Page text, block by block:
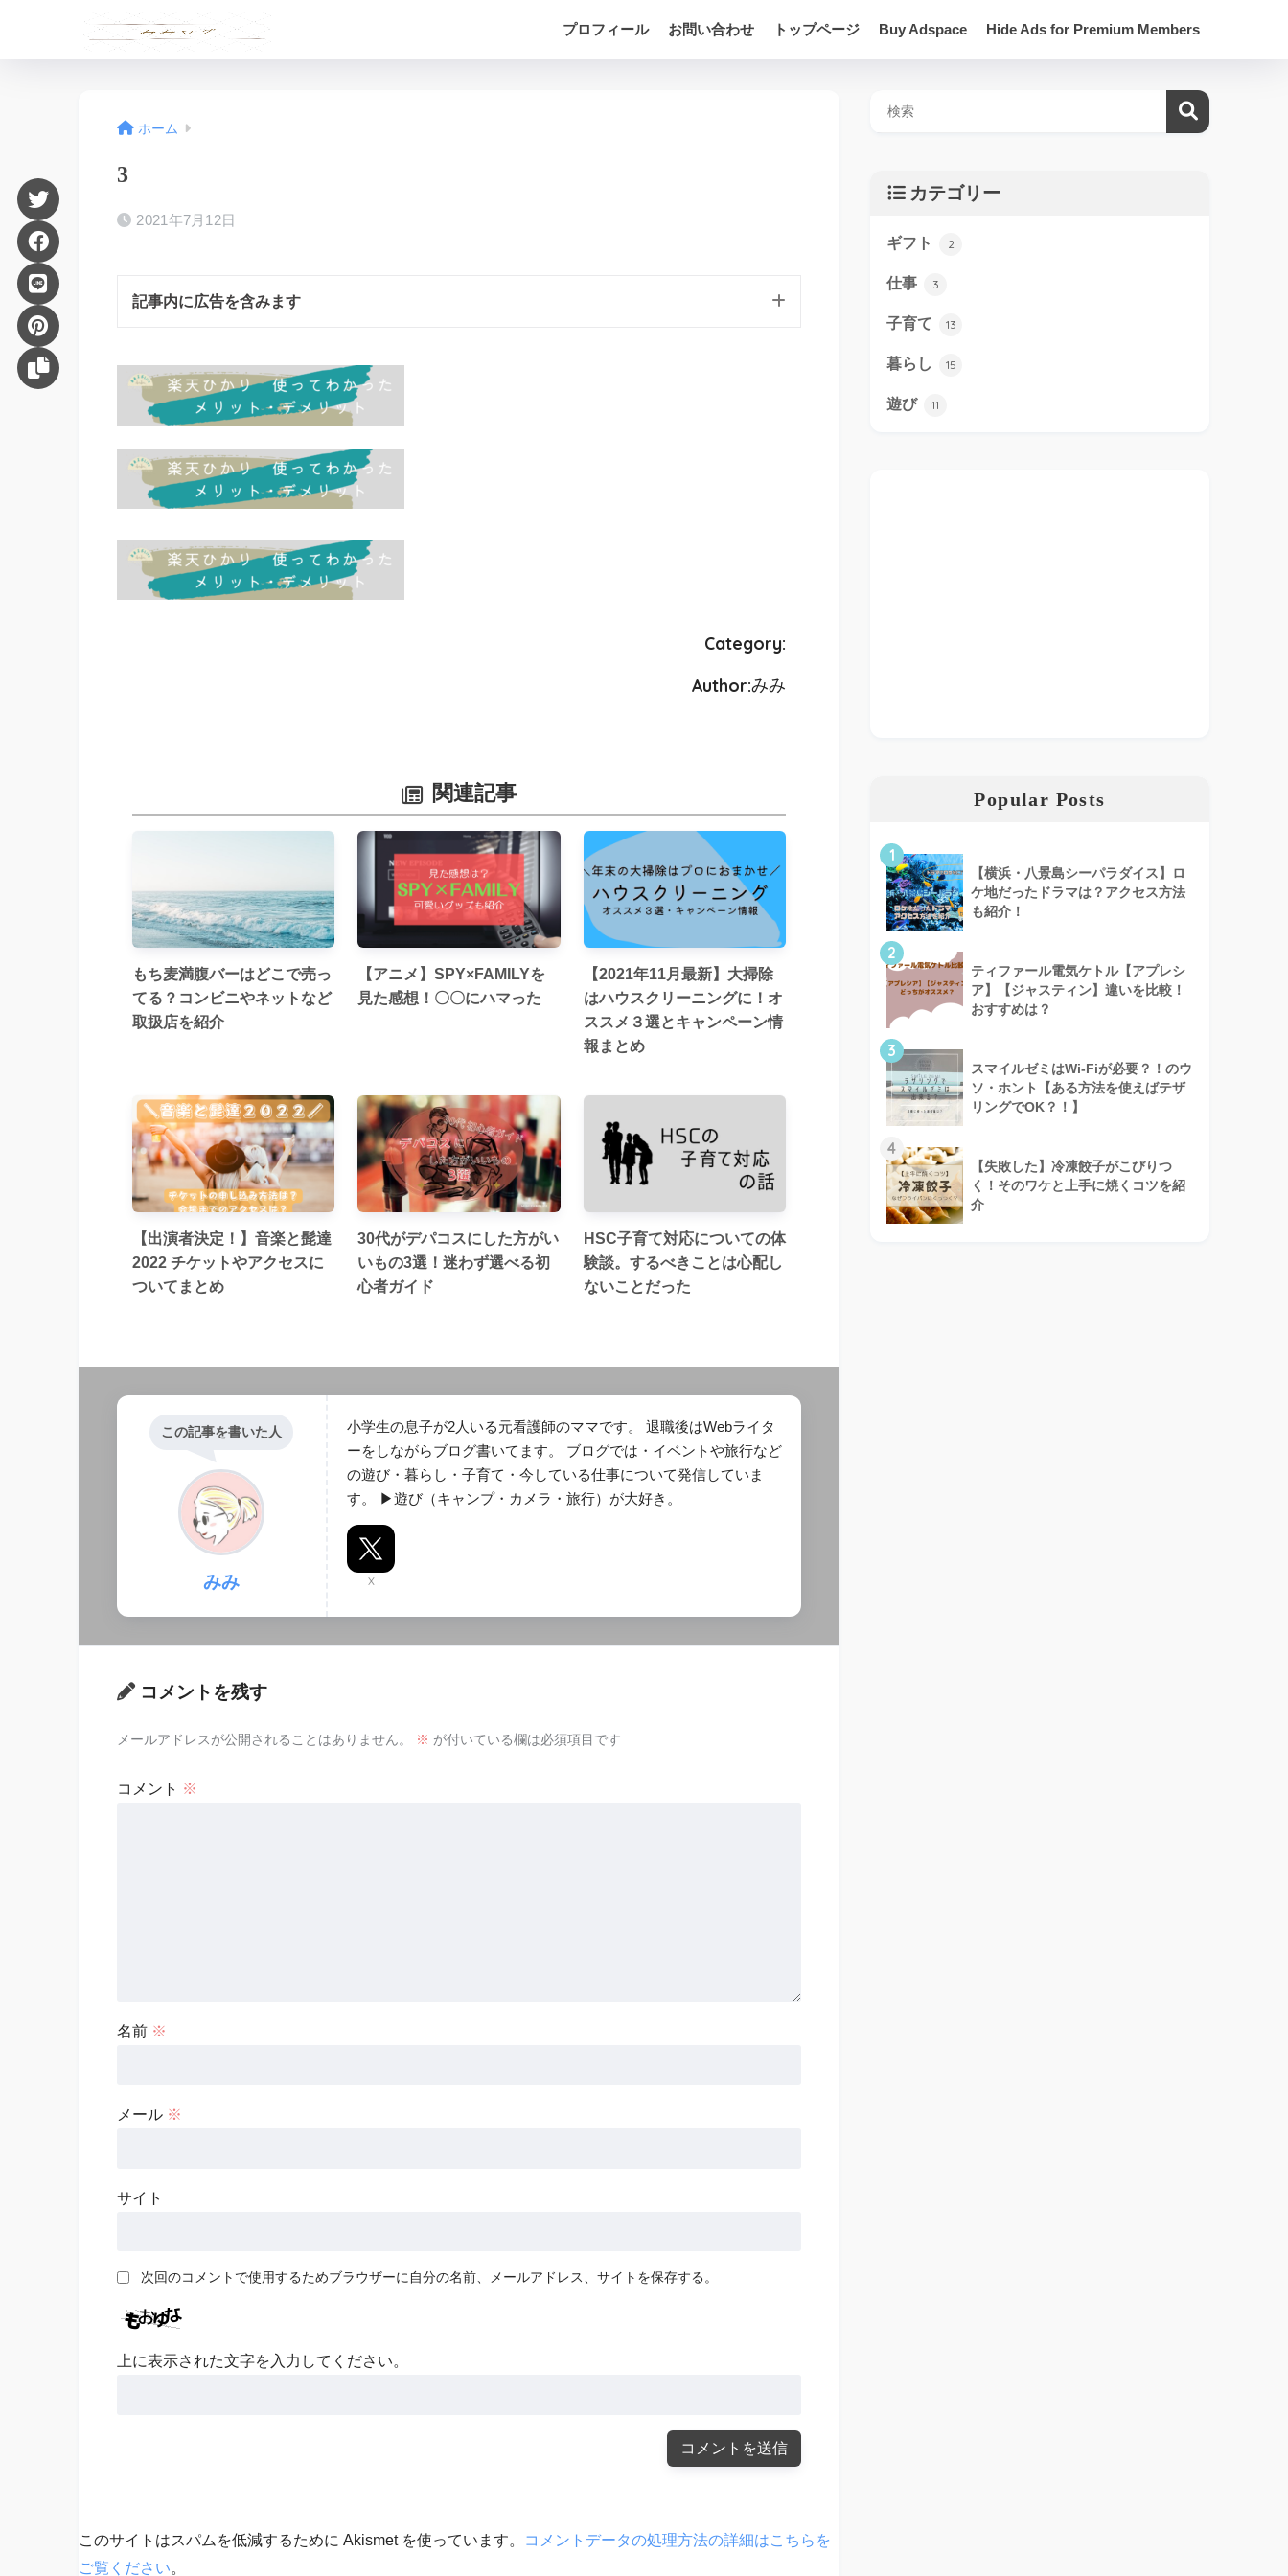
プロフィール お問い合わせ トップページ Buy Adspace Hide Ads for Premium Members
ホーム
3
2021年7月12日
記事内に広告を含みます
Category:
Author:みみ
関連記事
もち麦満腹バーはどこで売っ
てる？コンビニやネットなど
取扱店を紹介
【アニメ】SPY×FAMILYを
見た感想！〇〇にハマった
【2021年11月最新】大掃除
はハウスクリーニングに！オ
ススメ３選とキャンペーン情
報まとめ
【出演者決定！】音楽と髭達
2022 チケットやアクセスに
ついてまとめ
30代がデパコスにした方がい
いもの3選！迷わず選べる初
心者ガイド
HSC子育て対応についての体
験談。するべきことは心配し
ないことだった
この記事を書いた人
みみ
小学生の息子が2人いる元看護師のママです。 退職後はWebライタ
ーをしながらブログ書いてます。 ブログでは・イベントや旅行など
の遊び・暮らし・子育て・今している仕事について発信していま
す。 ▶︎遊び（キャンプ・カメラ・旅行）が大好き。
X
コメントを残す
メールアドレスが公開されることはありません。 ※ が付いている欄は必須項目です
コメント ※
名前 ※
メール ※
サイト
次回のコメントで使用するためブラウザーに自分の名前、メールアドレス、サイトを保存する。
上に表示された文字を入力してください。
このサイトはスパムを低減するために Akismet を使っています。
コメントデータの処理方法の詳細はこちらを
ご覧ください。
カテゴリー
ギフト 2
仕事 3
子育て 13
暮らし 15
遊び 11
Popular Posts
1
【横浜・八景島シーパラダイス】ロ
ケ地だったドラマは？アクセス方法
も紹介！
2
ティファール電気ケトル【アプレシ
ア】【ジャスティン】違いを比較！
おすすめは？
3
スマイルゼミはWi-Fiが必要？！のウ
ソ・ホント【ある方法を使えばテザ
リングでOK？！】
4
【失敗した】冷凍餃子がこびりつ
く！そのワケと上手に焼くコツを紹
介